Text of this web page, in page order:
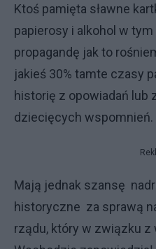
Ktoś pamięta sławne
papierosy i alkohol w
propagandę jak to
jakieś 30% tamte czasy
historię z opowiadań lub
dziecięcych wspomnień.
Mają jednak szansę
historyczne za sprawą
rządu, który w związku z